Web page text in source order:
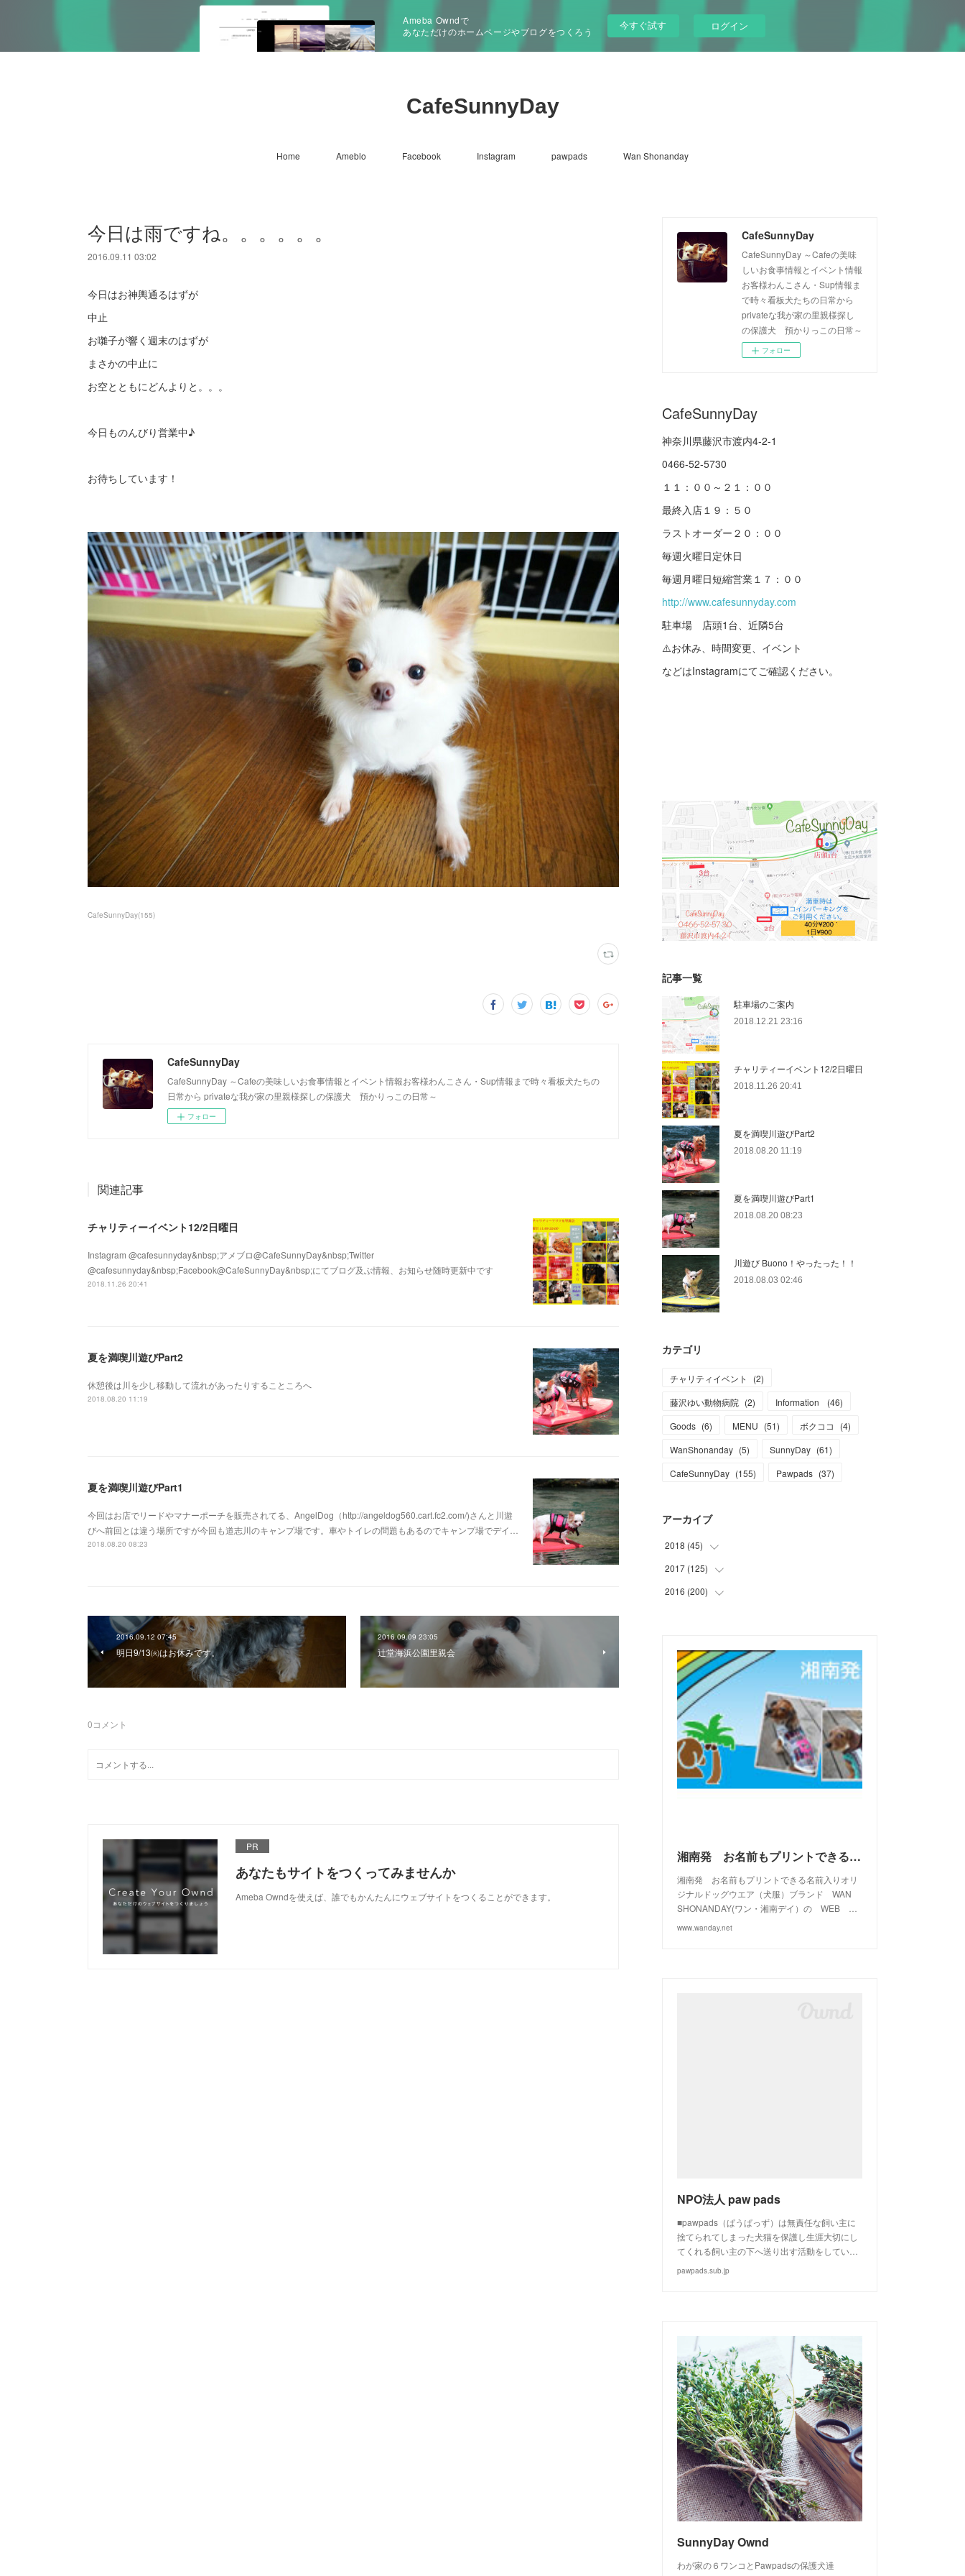
Ameba Owndで
あなただけのホームページやブログをつくろう
今すぐ試す ログイン
CafeSunnyDay
Home Ameblo Facebook Instagram pawpads Wan Shonanday
今日は雨ですね。。。。。。
2016.09.11 03:02
今日はお神輿通るはずが
中止
お囃子が響く週末のはずが
まさかの中止に
お空とともにどんよりと。。。
今日ものんびり営業中♪
お待ちしています！
CafeSunnyDay(155)
CafeSunnyDay
CafeSunnyDay ～Cafeの美味しいお食事情報とイベント情報お客様わんこさん・Sup情報まで時々看板犬たちの
日常から privateな我が家の里親様探しの保護犬 預かりっこの日常～
フォロー
関連記事
チャリティーイベント12/2日曜日
Instagram @cafesunnyday&nbsp;アメブロ@CafeSunnyDay&nbsp;Twitter
@cafesunnyday&nbsp;Facebook@CafeSunnyDay&nbsp;にてブログ及ぶ情報、お知らせ随時更新中です
2018.11.26 20:41
夏を満喫川遊びPart2
休憩後は川を少し移動して流れがあったりすることころへ
2018.08.20 11:19
夏を満喫川遊びPart1
今回はお店でリードやマナーポーチを販売されてる、AngelDog（http://angeldog560.cart.fc2.com/)さんと川遊
びへ前回とは違う場所ですが今回も道志川のキャンプ場です。車やトイレの問題もあるのでキャンプ場でデイ…
2018.08.20 08:23
2016.09.12 07:45
明日9/13㈫はお休みです。
2016.09.09 23:05
辻堂海浜公園里親会
0コメント
PR
あなたもサイトをつくってみませんか
Ameba Owndを使えば、誰でもかんたんにウェブサイトをつくることができます。
CafeSunnyDay
CafeSunnyDay ～Cafeの美味
しいお食事情報とイベント情報
お客様わんこさん・Sup情報ま
で時々看板犬たちの日常から
privateな我が家の里親様探し
の保護犬 預かりっこの日常～
フォロー
CafeSunnyDay
神奈川県藤沢市渡内4-2-1
0466-52-5730
１１：００～２１：００
最終入店１９：５０
ラストオーダー２０：００
毎週火曜日定休日
毎週月曜日短縮営業１７：００
http://www.cafesunnyday.com
駐車場 店頭1台、近隣5台
⚠️お休み、時間変更、イベント
などはInstagramにてご確認ください。
記事一覧
駐車場のご案内
2018.12.21 23:16
チャリティーイベント12/2日曜日
2018.11.26 20:41
夏を満喫川遊びPart2
2018.08.20 11:19
夏を満喫川遊びPart1
2018.08.20 08:23
川遊び Buono！やったった！！
2018.08.03 02:46
カテゴリ
チャリティイベント (2)
藤沢ゆい動物病院 (2) Information (46)
Goods (6) MENU (51) ボクココ (4)
WanShonanday (5) SunnyDay (61)
CafeSunnyDay (155) Pawpads (37)
アーカイブ
2018 (45)
(1)
(1)
(2)
(5)
(5
(4)
(4)
(13 )
2017 (125)
(6)
(10)
(6)
(11
(15)
(10)
(16 )
(10)
2016 (200)
(19)
(22)
(28
(21)
(23)
(10 )
(14)
湘南発 お名前もプリントできる名前入りオリジナルドッグウエアブランド WAN SHONANDAY(ワン・湘南デイ）の WEB SHOPです
湘南発 お名前もプリントできる名前入りオリ
ジナルドッグウエア（犬服）ブランド WAN
SHONANDAY(ワン・湘南デイ）の WEB …
www.wanday.net
NPO法人 paw pads
■pawpads（ぱうぱっず）は無責任な飼い主に
捨てられてしまった犬猫を保護し生涯大切にし
てくれる飼い主の下へ送り出す活動をしてい…
pawpads.sub.jp
SunnyDay Ownd
わが家の６ワンコとPawpadsの保護犬達